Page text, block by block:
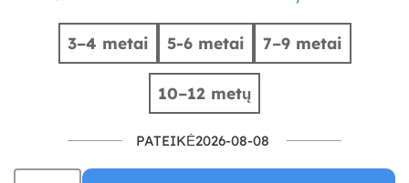
3–4 metai 5-6 metai 7–9 metai
10–12 metų
PATEIKĖ2026-08-08